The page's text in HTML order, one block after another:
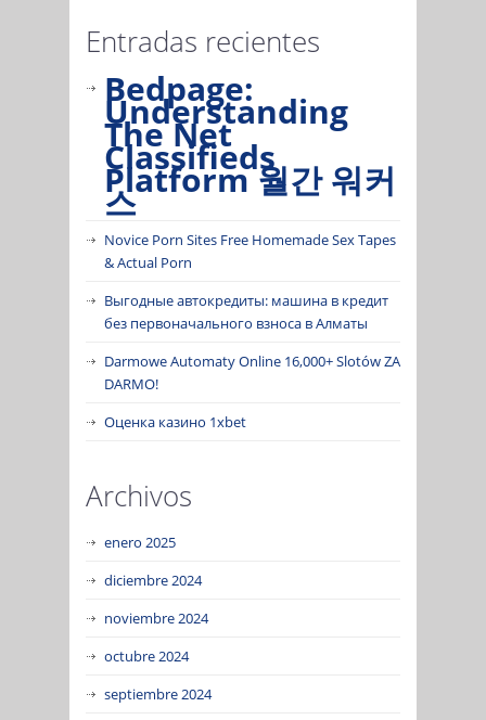
Entradas recientes
Bedpage:
Understanding
The Net
Classifieds
Platform 월간 워커
스
Novice Porn Sites Free Homemade Sex Tapes
& Actual Porn
Выгодные автокредиты: машина в кредит
без первоначального взноса в Алматы
Darmowe Automaty Online 16,000+ Slotów ZA
DARMO!
Оценка казино 1xbet
Archivos
enero 2025
diciembre 2024
noviembre 2024
octubre 2024
septiembre 2024